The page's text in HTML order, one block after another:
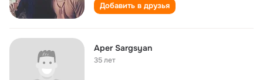
Добавить в друзья
Aper Sargsyan
35 лет